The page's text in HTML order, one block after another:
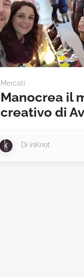
Mercati
Manocrea il
creativo di
Di inKnot